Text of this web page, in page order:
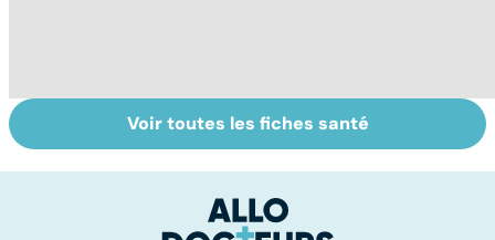
L'avortement :
quels délais,
HPV : tout savoir
sur les
Voir toutes les fiches santé